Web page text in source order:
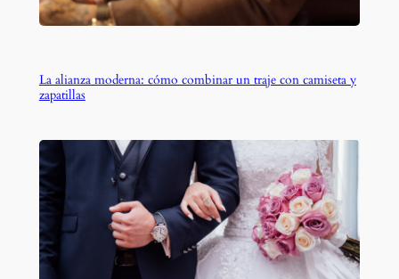
La alianza moderna: cómo combinar un traje con camiseta y
zapatillas